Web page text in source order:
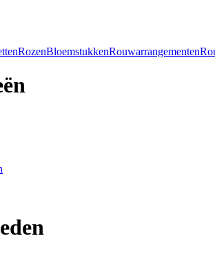
RozenBloemstukkenRouwarrangementen